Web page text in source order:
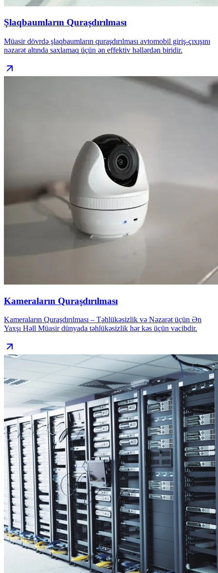
Şlaqbaumların Quraşdırılması
Müasir dövrdə şlaqbaumların quraşdırılması avtomobil giriş-çıxışını
nəzarət altında saxlamaq üçün ən effektiv həllərdən biridir.
Kameraların Quraşdırılması
Kameraların Quraşdırılması – Təhlükəsizlik və Nəzarət üçün Ən
Yaxşı Həll Müasir dünyada təhlükəsizlik hər kəs üçün vacibdir.